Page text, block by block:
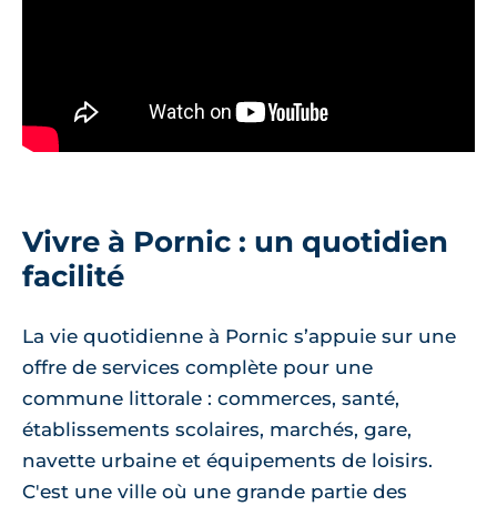
Vivre à Pornic : un quotidien
facilité
La vie quotidienne à Pornic s’appuie sur une
offre de services complète pour une
commune littorale : commerces, santé,
établissements scolaires, marchés, gare,
navette urbaine et équipements de loisirs.
C'est une ville où une grande partie des